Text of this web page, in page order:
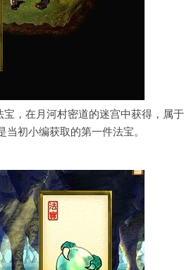
宝，在月河村密道的迷宫中获得，属于
当初小编获取的第一件法宝。